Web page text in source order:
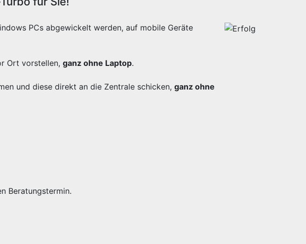
PCs abgewickelt werden, auf mobile Geräte
Ort vorstellen, ganz ohne Laptop.
und diese direkt an die Zentrale schicken, ganz ohne
Beratungstermin.